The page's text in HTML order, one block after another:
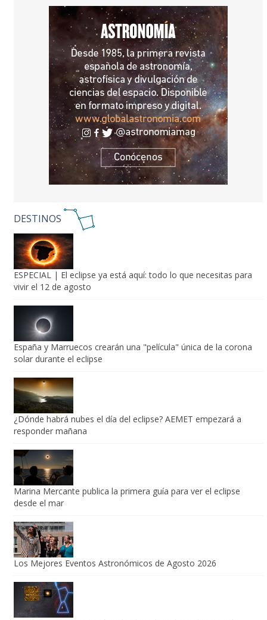
DESTINOS
ESPECIAL | El eclipse ya está aquí: todo lo que necesitas para
vivir el 12 de agosto
España y Marruecos crearán una "película" única de la corona
solar durante el eclipse
¿Dónde habrá nubes el día del eclipse? AEMET empezará a
responder mañana
Marina Mercante publica la primera guía para ver el eclipse
Los Mejores Eventos Astronómicos de Agosto 2026